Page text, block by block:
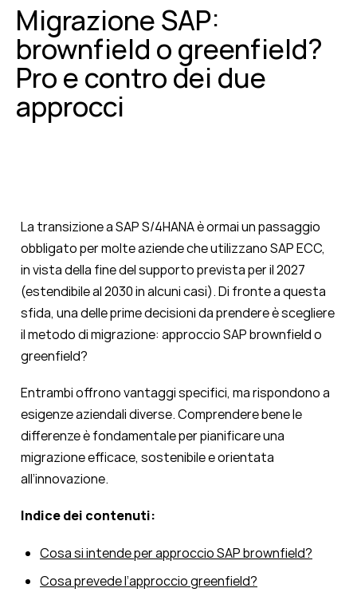
Migrazione SAP:
brownfield o greenfield?
Pro e contro dei due
approcci
La transizione a SAP S/4HANA è ormai un passaggio
obbligato per molte aziende che utilizzano SAP ECC,
in vista della fine del supporto prevista per il 2027
(estendibile al 2030 in alcuni casi). Di fronte a questa
sfida, una delle prime decisioni da prendere è scegliere
il metodo di migrazione: approccio SAP brownfield o
greenfield?
Entrambi offrono vantaggi specifici, ma rispondono a
esigenze aziendali diverse. Comprendere bene le
differenze è fondamentale per pianificare una
migrazione efficace, sostenibile e orientata
all’innovazione.
Indice dei contenuti:
Cosa si intende per approccio SAP brownfield?
Cosa prevede l’approccio greenfield?